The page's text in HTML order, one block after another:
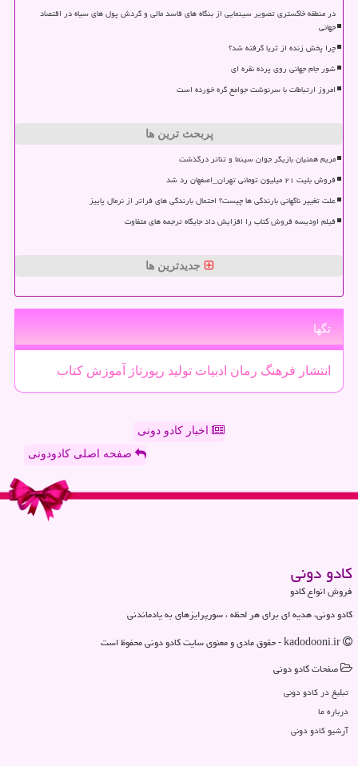
در منطقه خاکستری تصویر سینمایی از بنگاه های فاسد مالی و گردش پول های سیاه در اقتصاد
جهانی
چرا پخش زنده از ثریا گرفته شد؟
شور جام جهانی روی پرده نقره ای
امروز ارتباطات با سرنوشت جوامع گره خورده است
پربحث ترین ها
مریم همتیان بازیگر جوان سینما و تئاتر درگذشت
فروش بلیت ۲۱ میلیون تومانی تهران_اصفهان رد شد
علت تغییر ناگهانی بارندگی ها چیست؟ احتمال بارندگی های فراتر از نرمال پاییز
فیلم اودیسه فروش کتاب را افزایش داد جایگاه ترجمه های متفاوت
جدیدترین ها
تگها
انتشار فرهنگ رمان ادبیات تولید رپورتاژ آموزش كتاب
اخبار کادو دونی
صفحه اصلی کادودونی
كادو دونی
فروش انواع کادو
کادو دونی، هدیه ای برای هر لحظه ، سورپرایزهای به یادماندنی
صفحات كادو دونی
تبلیغ در كادو دونی
درباره ما
آرشیو كادو دونی